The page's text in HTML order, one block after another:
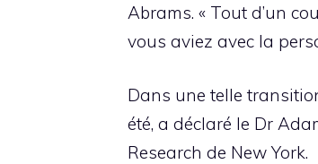
Abrams. « Tout d’un
vous aviez avec la
Dans une telle
été, a déclaré le Dr
Research de New York.